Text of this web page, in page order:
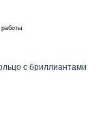
с бриллиантами